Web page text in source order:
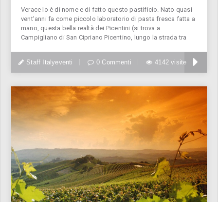
Verace lo è di nome e di fatto questo pastificio. Nato quasi
vent’anni fa come piccolo laboratorio di pasta fresca fatta a
mano, questa bella realtà dei Picentini (si trova a
Campigliano di San Cipriano Picentino, lungo la strada tra
Staff Italyeventi 0 Commenti 4142 visite